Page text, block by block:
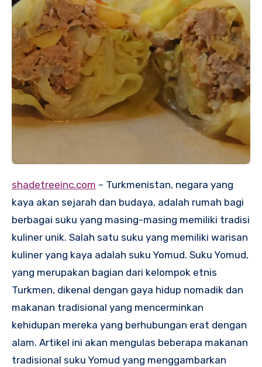
shadetreeinc.com – Turkmenistan, negara yang
kaya akan sejarah dan budaya, adalah rumah bagi
berbagai suku yang masing-masing memiliki tradisi
kuliner unik. Salah satu suku yang memiliki warisan
kuliner yang kaya adalah suku Yomud. Suku Yomud,
yang merupakan bagian dari kelompok etnis
Turkmen, dikenal dengan gaya hidup nomadik dan
makanan tradisional yang mencerminkan
kehidupan mereka yang berhubungan erat dengan
alam. Artikel ini akan mengulas beberapa makanan
tradisional suku Yomud yang menggambarkan